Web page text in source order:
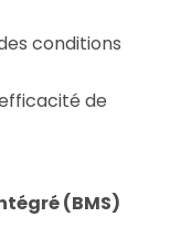
conditions
de
(BMS)